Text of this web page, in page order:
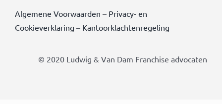
Algemene Voorwaarden – Privacy- en
Cookieverklaring – Kantoorklachtenregeling
© 2020 Ludwig & Van Dam Franchise advocaten